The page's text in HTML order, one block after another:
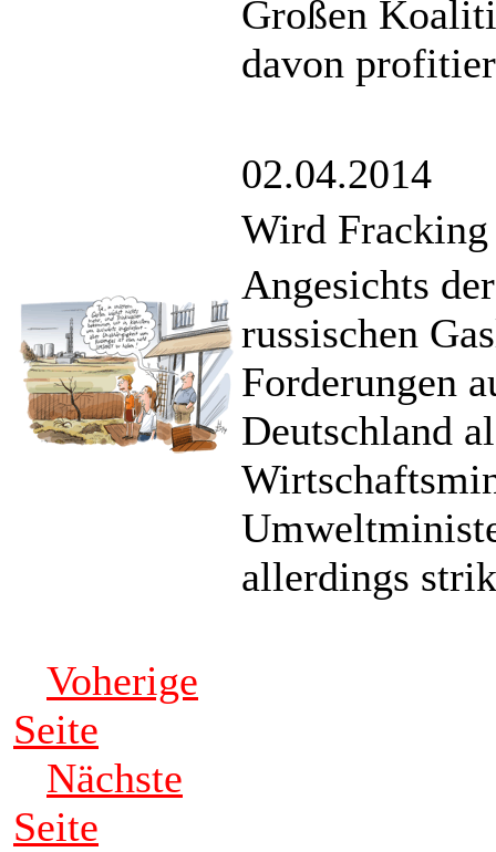
Großen
davon
02.04.2014
Wird
Angesichts
russischen
Forderungen
Deutschland
allerdings
Voherige
Seite
Nächste
Seite